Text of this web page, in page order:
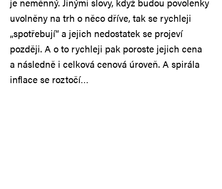
uvolněny na trh o něco dříve, tak se rychleji
„spotřebují“ a jejich nedostatek se projeví
později. A o to rychleji pak poroste jejich cena
a následně i celková cenová úroveň. A spirála
inflace se roztočí…